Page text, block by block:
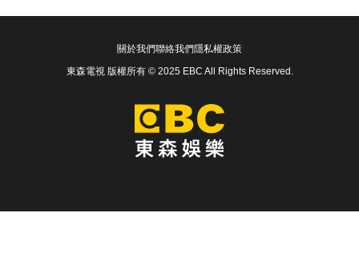
關於我們聯絡我們隱私權政策
東森電視 版權所有 © 2025 EBC All Rights Reserved.